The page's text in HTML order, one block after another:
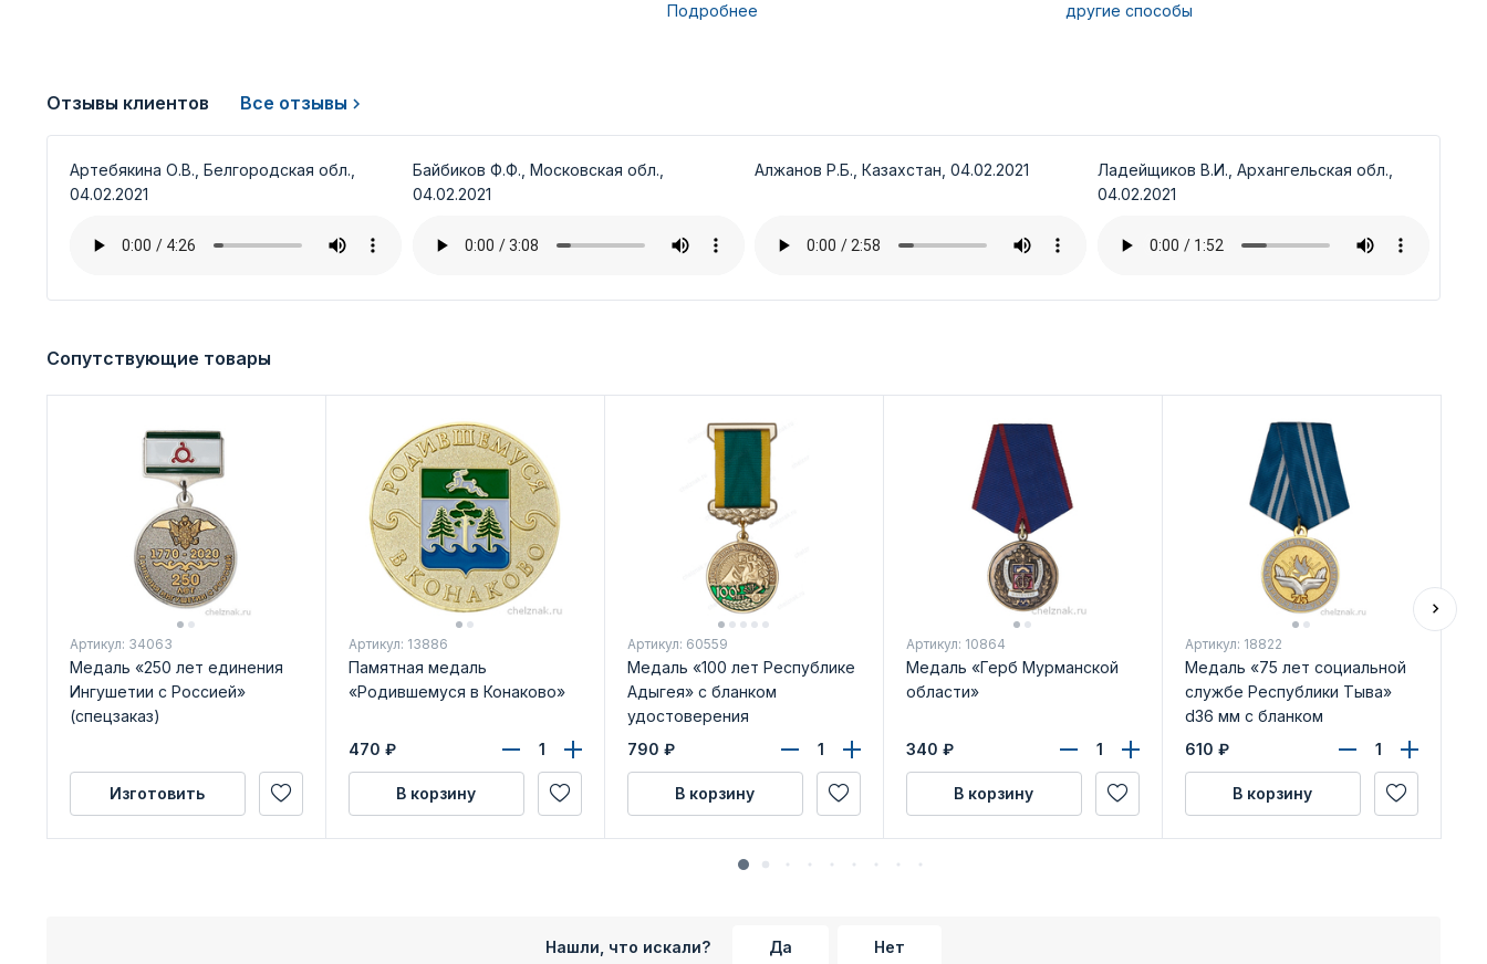
Подробнее
другие способы
Отзывы клиентов Все отзывы
Артебякина О.В., Белгородская обл.,
04.02.2021
Байбиков Ф.Ф., Московская обл.,
04.02.2021
Алжанов Р.Б., Казахстан, 04.02.2021
Ладейщиков В.И., Архангельская обл.,
04.02.2021
Сопутствующие товары
Артикул: 34063
Медаль «250 лет единения
Ингушетии с Россией»
(спецзаказ)
Изготовить
Артикул: 13886
Памятная медаль
«Родившемуся в Конаково»
470 ₽
В корзину
Артикул: 60559
Медаль «100 лет Республике
Адыгея» с бланком
удостоверения
790 ₽
В корзину
Артикул: 10864
Медаль «Герб Мурманской
области»
340 ₽
В корзину
Артикул: 18822
Медаль «75 лет социальной
службе Республики Тыва»
d36 мм с бланком
удостоверения
610 ₽
В корзину
Нашли, что искали? Да Нет